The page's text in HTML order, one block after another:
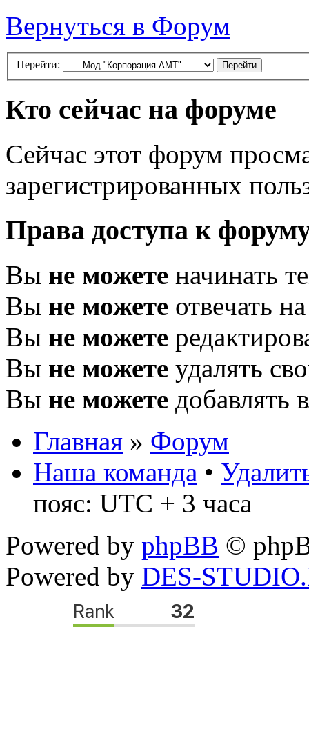
Вернуться в Форум
Перейти:
Кто сейчас на форуме
Сейчас этот форум
зарегистрированных
Права доступа к
Вы не можете начинать
Вы не можете отвечать
Вы не можете
Вы не можете удалять
Вы не можете добавлять
Главная » Форум
Наша команда •
пояс: UTC + 3 часа
Powered by phpBB ©
Powered by DES-